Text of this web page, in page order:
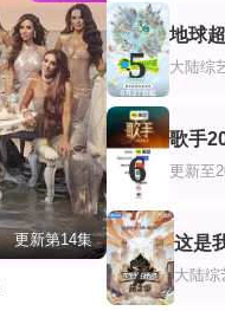
更新第14集
5
地球
大陆综
6
歌手
更新至
7
这是
大陆综